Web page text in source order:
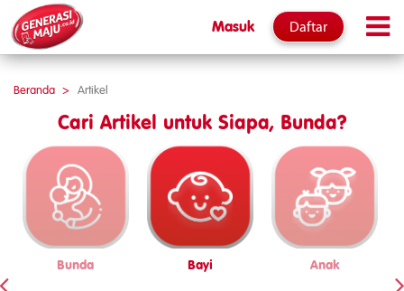
Masuk Daftar
Beranda Artikel
Cari Artikel untuk Siapa, Bunda?
Bunda Bayi Anak